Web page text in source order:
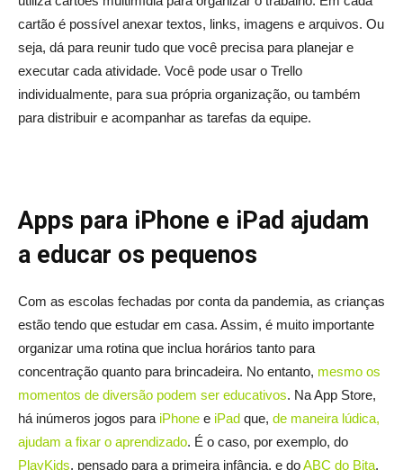
cartão é possível anexar textos, links, imagens e arquivos. Ou
seja, dá para reunir tudo que você precisa para planejar e
executar cada atividade. Você pode usar o Trello
individualmente, para sua própria organização, ou também
para distribuir e acompanhar as tarefas da equipe.
Apps para iPhone e iPad ajudam
a educar os pequenos
Com as escolas fechadas por conta da pandemia, as crianças
estão tendo que estudar em casa. Assim, é muito importante
organizar uma rotina que inclua horários tanto para
concentração quanto para brincadeira. No entanto, mesmo os
momentos de diversão podem ser educativos. Na App Store,
há inúmeros jogos para iPhone e iPad que, de maneira lúdica,
ajudam a fixar o aprendizado. É o caso, por exemplo, do
PlayKids, pensado para a primeira infância, e doABC do Bita,